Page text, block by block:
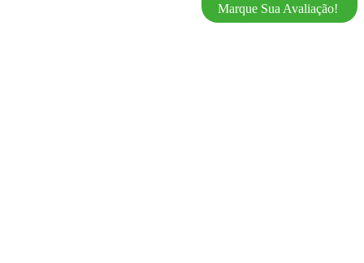
Marque Sua Avaliação!